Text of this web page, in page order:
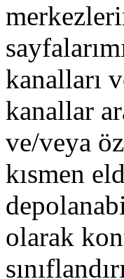
kanalları
kanallar
ve/veya
kısmen
olarak